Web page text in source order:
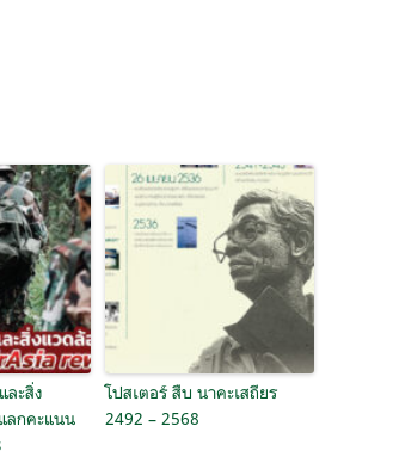
ละสิ่ง
ลกคะแนน
โปสเตอร์ สืบ นาคะเสถียร
2492 – 2568